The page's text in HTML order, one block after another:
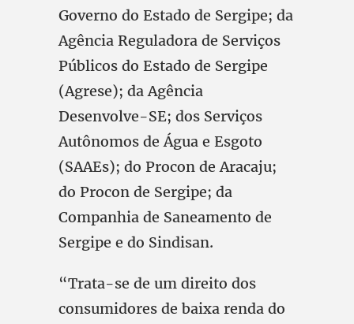
Governo do Estado de Sergipe; da
Agência Reguladora de Serviços
Públicos do Estado de Sergipe
(Agrese); da Agência
Desenvolve-SE; dos Serviços
Autônomos de Água e Esgoto
(SAAEs); do Procon de Aracaju;
do Procon de Sergipe; da
Companhia de Saneamento de
Sergipe e do Sindisan.
“Trata-se de um direito dos
consumidores de baixa renda do